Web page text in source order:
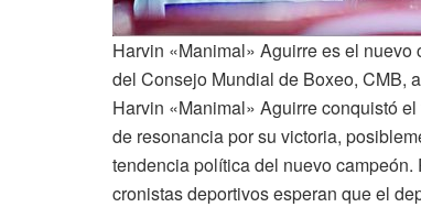
Harvin «Manimal» Aguirre es el
del Consejo Mundial de Boxeo, CMB,
Harvin «Manimal» Aguirre conquistó
de resonancia por su victoria,
tendencia política del nuevo
cronistas deportivos esperan que el